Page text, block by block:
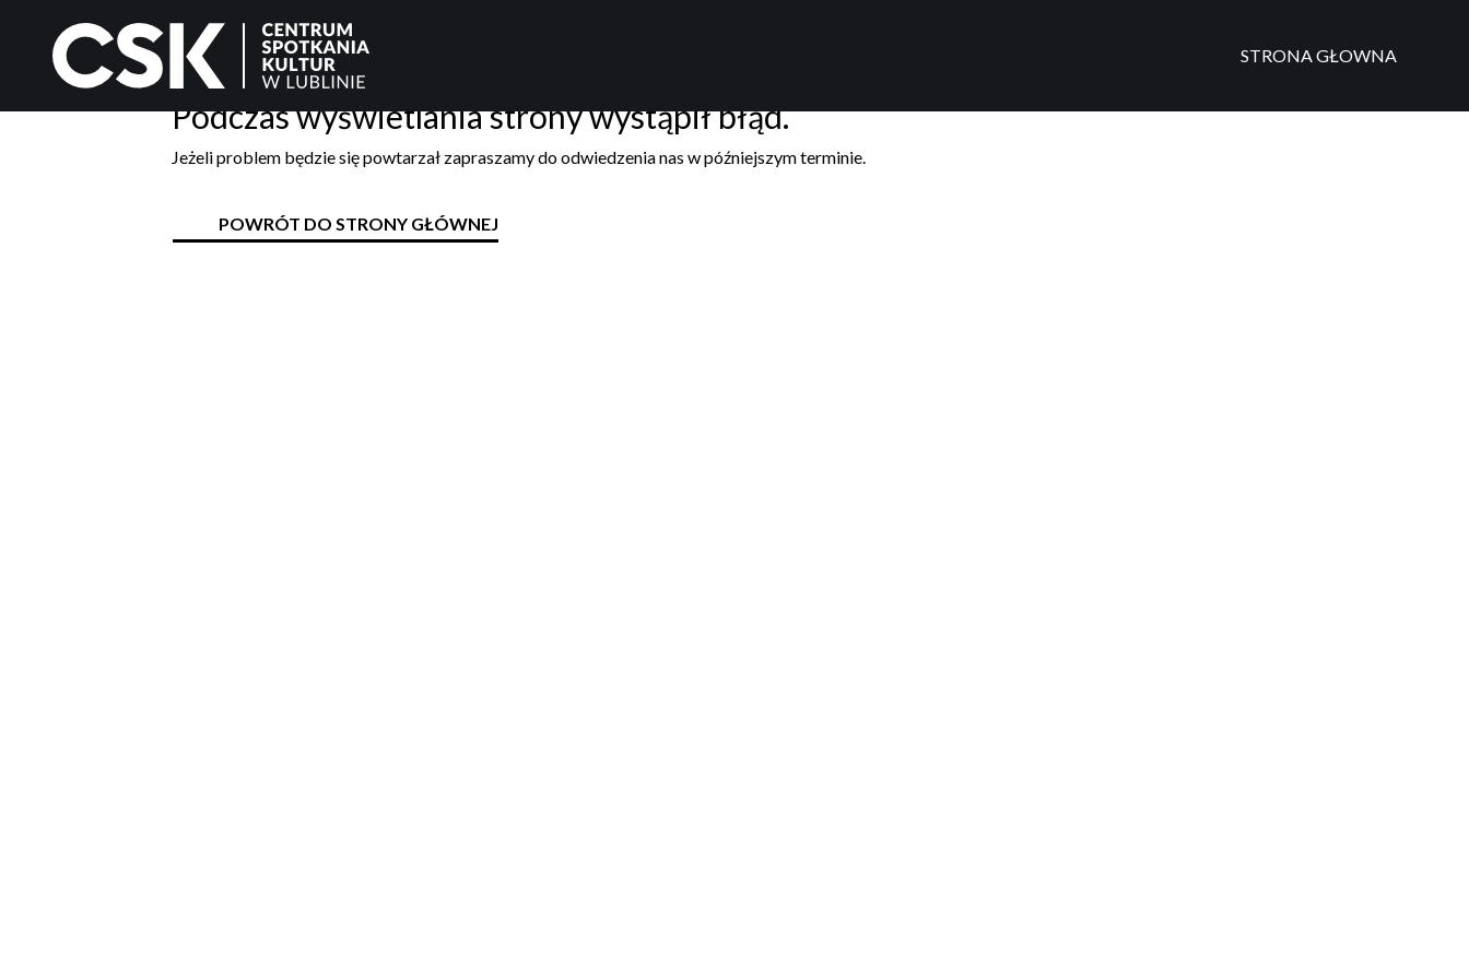
STRONA GŁOWNA
Podczas wyświetlania strony wystąpił błąd.
Jeżeli problem będzie się powtarzał zapraszamy do odwiedzenia nas w późniejszym terminie.
POWRÓT DO STRONY GŁÓWNEJ